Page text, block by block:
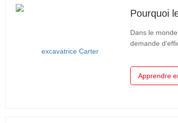
Dans le
demande
Shandong.
Apprendre